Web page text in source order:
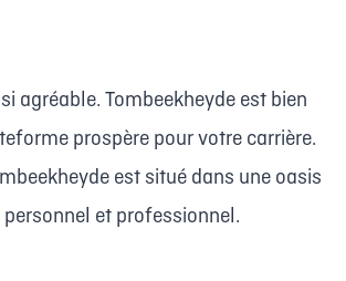
agréable. Tombeekheyde est bien
prospère pour votre carrière.
est situé dans une oasis
et professionnel.